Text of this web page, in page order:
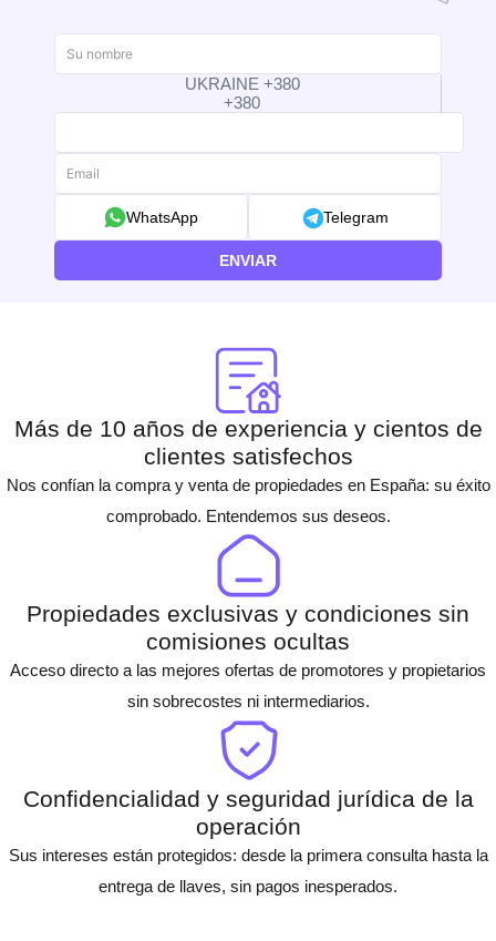
UKRAINE +380
+380
WhatsApp Telegram
ENVIAR
Más de 10 años de experiencia y cientos de
clientes satisfechos
Nos confían la compra y venta de propiedades en España: su éxito
comprobado. Entendemos sus deseos.
Propiedades exclusivas y condiciones sin
comisiones ocultas
Acceso directo a las mejores ofertas de promotores y propietarios
sin sobrecostes ni intermediarios.
Confidencialidad y seguridad jurídica de la
operación
Sus intereses están protegidos: desde la primera consulta hasta la
entrega de llaves, sin pagos inesperados.